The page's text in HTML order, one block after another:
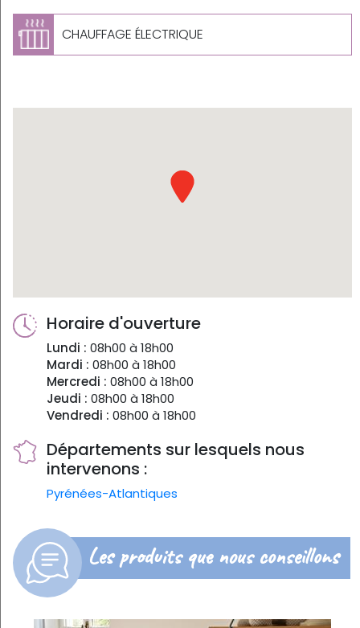
CHAUFFAGE ÉLECTRIQUE
Horaire d'ouverture
Lundi : 08h00 à 18h00
Mardi : 08h00 à 18h00
Mercredi : 08h00 à 18h00
Jeudi : 08h00 à 18h00
Vendredi : 08h00 à 18h00
Départements sur lesquels nous
intervenons :
Pyrénées-Atlantiques
Les produits que nous conseillons